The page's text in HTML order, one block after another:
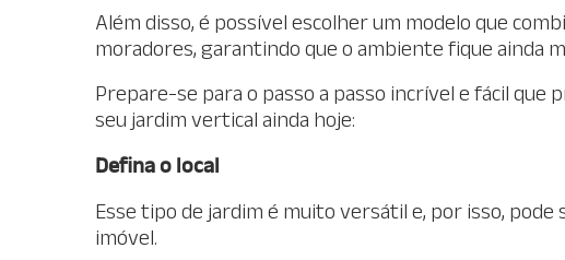
Além disso, é possível escolher um modelo que
moradores, garantindo que o ambiente fique ainda
Prepare-se para o passo a passo incrível e fácil que
seu jardim vertical ainda hoje:
Defina o local
Esse tipo de jardim é muito versátil e, por isso,
imóvel.